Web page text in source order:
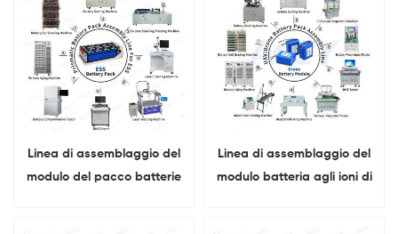
Linea di assemblaggio del
modulo del pacco batterie
Linea di assemblaggio del
modulo batteria agli ioni di